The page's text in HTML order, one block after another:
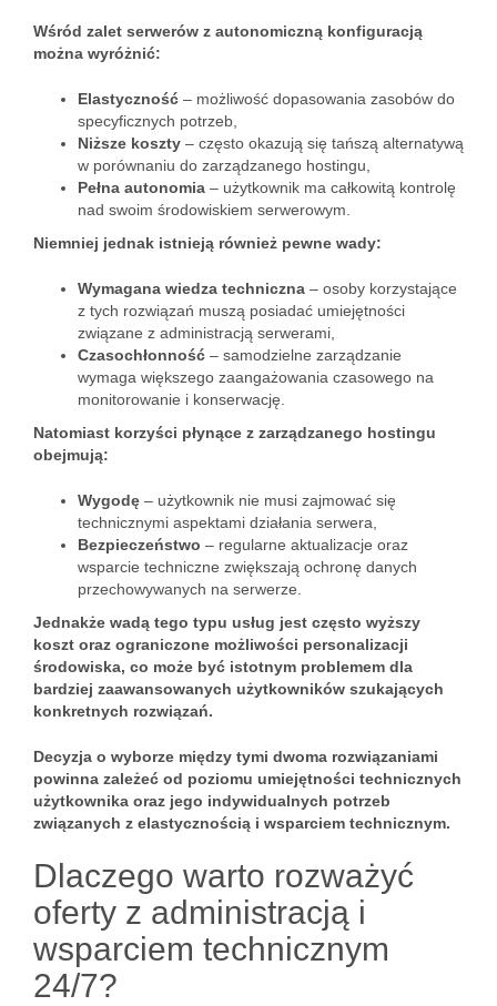
Wśród zalet serwerów z autonomiczną konfiguracją
można wyróżnić:
Elastyczność – możliwość dopasowania zasobów do
specyficznych potrzeb,
Niższe koszty – często okazują się tańszą alternatywą
w porównaniu do zarządzanego hostingu,
Pełna autonomia – użytkownik ma całkowitą kontrolę
nad swoim środowiskiem serwerowym.
Niemniej jednak istnieją również pewne wady:
Wymagana wiedza techniczna – osoby korzystające
z tych rozwiązań muszą posiadać umiejętności
związane z administracją serwerami,
Czasochłonność – samodzielne zarządzanie
wymaga większego zaangażowania czasowego na
monitorowanie i konserwację.
Natomiast korzyści płynące z zarządzanego hostingu
obejmują:
Wygodę – użytkownik nie musi zajmować się
technicznymi aspektami działania serwera,
Bezpieczeństwo – regularne aktualizacje oraz
wsparcie techniczne zwiększają ochronę danych
przechowywanych na serwerze.
Jednakże wadą tego typu usług jest często wyższy
koszt oraz ograniczone możliwości personalizacji
środowiska, co może być istotnym problemem dla
bardziej zaawansowanych użytkowników szukających
konkretnych rozwiązań.
Decyzja o wyborze między tymi dwoma rozwiązaniami
powinna zależeć od poziomu umiejętności technicznych
użytkownika oraz jego indywidualnych potrzeb
związanych z elastycznością i wsparciem technicznym.
Dlaczego warto rozważyć
oferty z administracją i
wsparciem technicznym
24/7?